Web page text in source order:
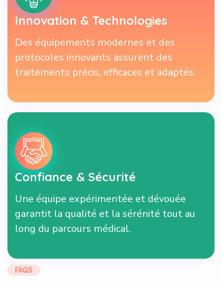
Innovation & Technologies
Des équipements modernes et des
protocoles innovants assurent des
traitements précis, efficaces et adaptés.
Confiance & Sécurité
Une équipe expérimentée et dévouée
garantit la qualité et la sérénité tout au
long du parcours médical.
FAQS